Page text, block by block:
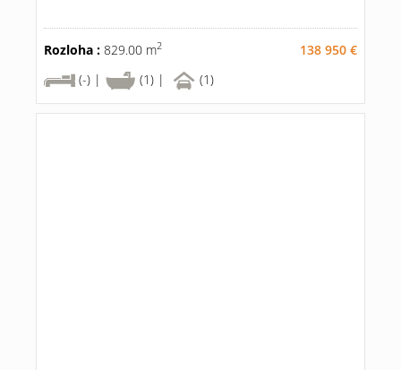
Rozloha : 829.00 m2
138 950 €
(-) |
(1) | (1)